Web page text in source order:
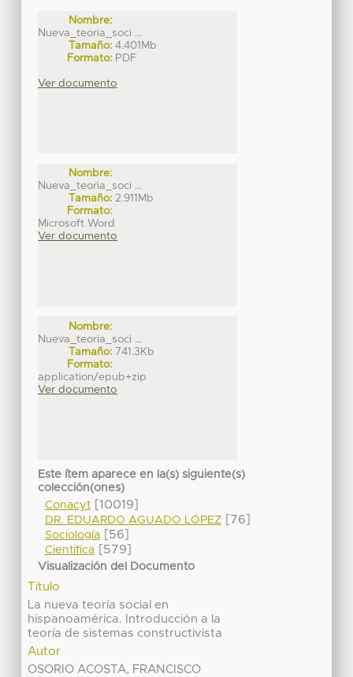
Nombre:
Nueva_teoria_soci ...
Tamaño: 4.401Mb
Formato: PDF
Ver documento
Nombre:
Nueva_teoria_soci ...
Tamaño: 2.911Mb
Formato:
Microsoft Word
Ver documento
Nombre:
Nueva_teoria_soci ...
Tamaño: 741.3Kb
Formato:
application/epub+zip
Ver documento
Este ítem aparece en la(s) siguiente(s)
colección(ones)
Conacyt[10019]
DR. EDUARDO AGUADO LÓPEZ[76]
Sociología[56]
Científica[579]
Visualización del Documento
Título
La nueva teoría social en
hispanoamérica. Introducción a la
teoría de sistemas constructivista
Autor
OSORIO ACOSTA, FRANCISCO